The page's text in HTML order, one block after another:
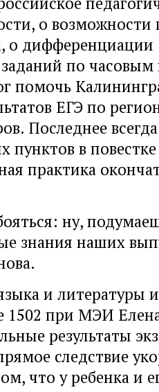
о возможности
о дифференциации
по
помочь
ЕГЭ по
Последнее
пунктов в
практика
ну,
знания наших
и литературы
1502 при МЭИ
результаты
следствие
что у ребенка и